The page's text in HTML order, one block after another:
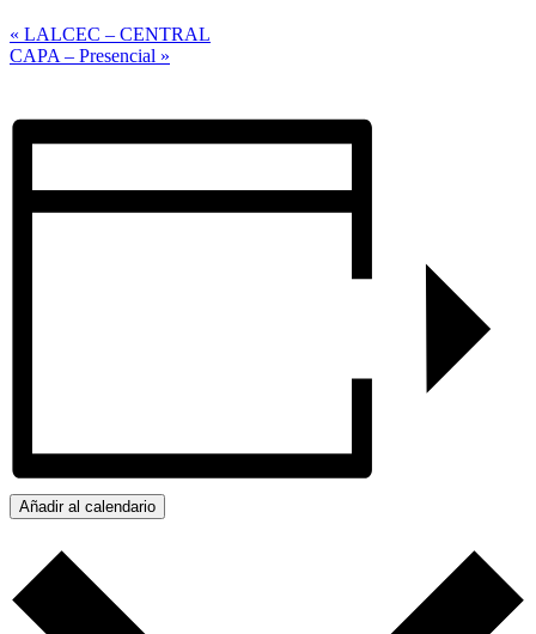
« LALCEC – CENTRAL
CAPA – Presencial »
Añadir al calendario